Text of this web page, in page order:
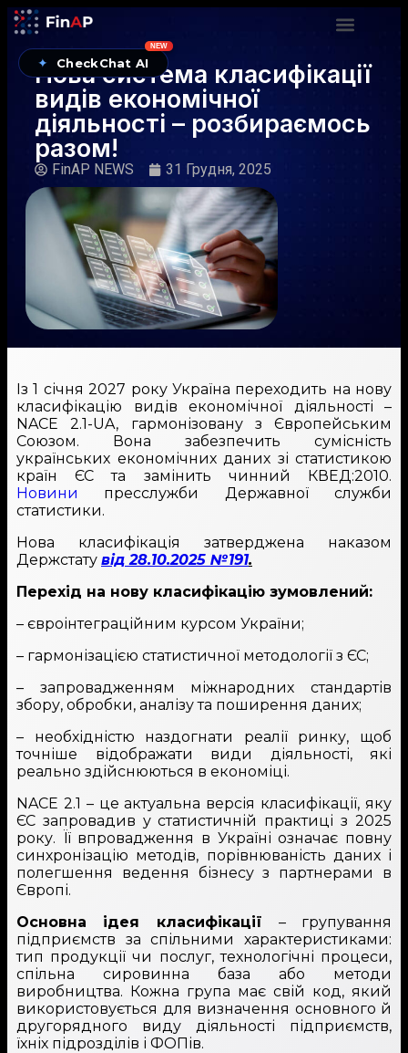
✦ CheckChat AI
NEW
Нова система класифікації
видів економічної
діяльності – розбираємось
разом!
FinAP NEWS 31 Грудня, 2025
Із 1 січня 2027 року Україна переходить на нову
класифікацію видів економічної діяльності –
NACE 2.1-UA, гармонізовану з Європейським
Союзом. Вона забезпечить сумісність
українських економічних даних зі статистикою
країн ЄС та замінить чинний КВЕД:2010.
Новини
пресслужби Державної служби
статистики.
Нова класифікація затверджена наказом
Держстату від 28.10.2025 №191.
Перехід на нову класифікацію зумовлений:
– євроінтеграційним курсом України;
– гармонізацією статистичної методології з ЄС;
– запровадженням міжнародних стандартів
збору, обробки, аналізу та поширення даних;
– необхідністю наздогнати реалії ринку, щоб
точніше відображати види діяльності, які
реально здійснюються в економіці.
NACE 2.1 – це актуальна версія класифікації, яку
ЄС запровадив у статистичній практиці з 2025
року. Її впровадження в Україні означає повну
синхронізацію методів, порівнюваність даних і
полегшення ведення бізнесу з партнерами в
Європі.
Основна ідея класифікації – групування
підприємств за спільними характеристиками:
тип продукції чи послуг, технологічні процеси,
спільна сировинна база або методи
виробництва. Кожна група має свій код, який
використовується для визначення основного й
другорядного виду діяльності підприємств,
їхніх підрозділів і ФОПів.